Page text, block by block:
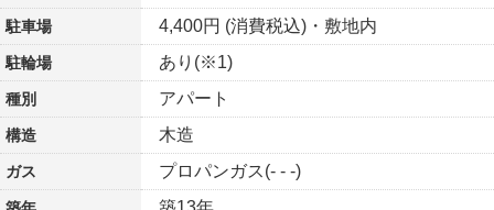
駐車場 4,400円 (消費税込)・敷地内
駐輪場 あり(※1)
種別 アパート
構造 木造
ガス プロパンガス(- - -)